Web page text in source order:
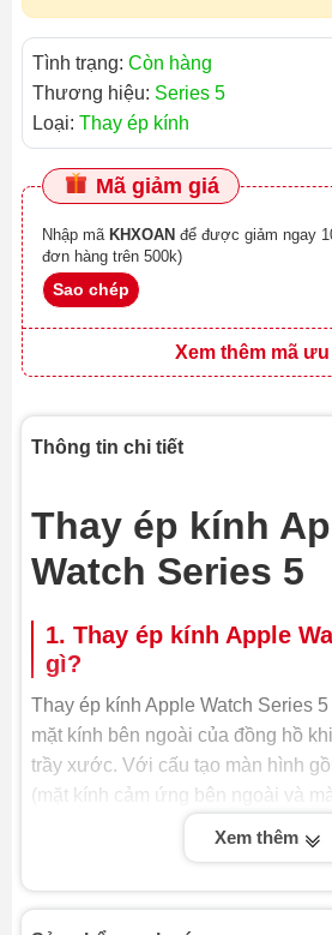
Tình trạng: Còn hàng
Thương hiệu: Series 5
Loại: Thay ép kính
Mã giảm giá
Nhập mã KHXOAN
đơn hàng trên 500k)
Sao chép
Xem thêm mã
Thông tin chi tiết
Thay ép kính
Watch Series 5
1. Thay ép kính Apple
gì?
Thay ép kính Apple Watch Series
mặt kính bên ngoài của đồng hồ
trầy xước. Với cấu tạo màn hình
(mặt kính cảm ứng bên ngoài và
trong), việc ép kính mới sẽ giúp
chức năng cảm ứng ban đầu mà
Xem thêm